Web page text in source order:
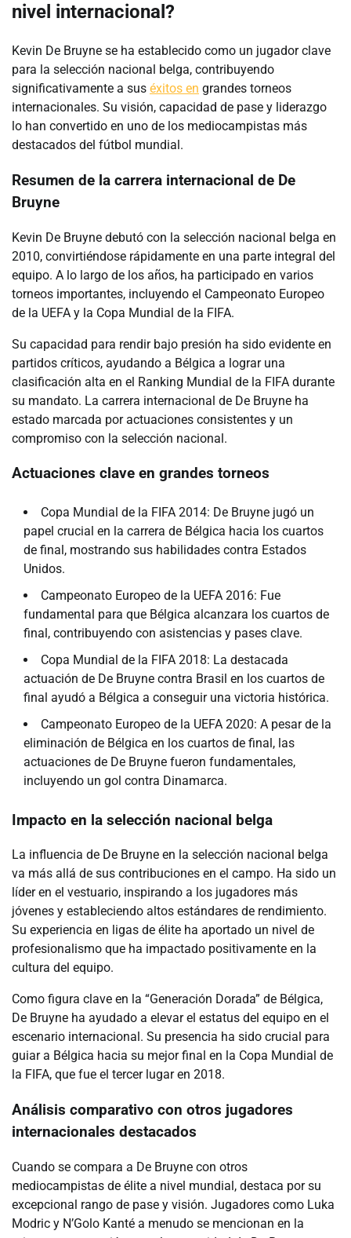
nivel internacional?
Kevin De Bruyne se ha establecido como un jugador clave
para la selección nacional belga, contribuyendo
significativamente a sus éxitos en grandes torneos
internacionales. Su visión, capacidad de pase y liderazgo
lo han convertido en uno de los mediocampistas más
destacados del fútbol mundial.
Resumen de la carrera internacional de De
Bruyne
Kevin De Bruyne debutó con la selección nacional belga en
2010, convirtiéndose rápidamente en una parte integral del
equipo. A lo largo de los años, ha participado en varios
torneos importantes, incluyendo el Campeonato Europeo
de la UEFA y la Copa Mundial de la FIFA.
Su capacidad para rendir bajo presión ha sido evidente en
partidos críticos, ayudando a Bélgica a lograr una
clasificación alta en el Ranking Mundial de la FIFA durante
su mandato. La carrera internacional de De Bruyne ha
estado marcada por actuaciones consistentes y un
compromiso con la selección nacional.
Actuaciones clave en grandes torneos
Copa Mundial de la FIFA 2014: De Bruyne jugó un
papel crucial en la carrera de Bélgica hacia los cuartos
de final, mostrando sus habilidades contra Estados
Unidos.
Campeonato Europeo de la UEFA 2016: Fue
fundamental para que Bélgica alcanzara los cuartos de
final, contribuyendo con asistencias y pases clave.
Copa Mundial de la FIFA 2018: La destacada
actuación de De Bruyne contra Brasil en los cuartos de
final ayudó a Bélgica a conseguir una victoria histórica.
Campeonato Europeo de la UEFA 2020: A pesar de la
eliminación de Bélgica en los cuartos de final, las
actuaciones de De Bruyne fueron fundamentales,
incluyendo un gol contra Dinamarca.
Impacto en la selección nacional belga
La influencia de De Bruyne en la selección nacional belga
va más allá de sus contribuciones en el campo. Ha sido un
líder en el vestuario, inspirando a los jugadores más
jóvenes y estableciendo altos estándares de rendimiento.
Su experiencia en ligas de élite ha aportado un nivel de
profesionalismo que ha impactado positivamente en la
cultura del equipo.
Como figura clave en la “Generación Dorada” de Bélgica,
De Bruyne ha ayudado a elevar el estatus del equipo en el
escenario internacional. Su presencia ha sido crucial para
guiar a Bélgica hacia su mejor final en la Copa Mundial de
la FIFA, que fue el tercer lugar en 2018.
Análisis comparativo con otros jugadores
internacionales destacados
Cuando se compara a De Bruyne con otros
mediocampistas de élite a nivel mundial, destaca por su
excepcional rango de pase y visión. Jugadores como Luka
Modric y N’Golo Kanté a menudo se mencionan en la